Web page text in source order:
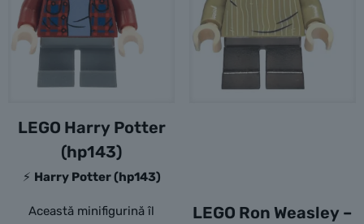
LEGO Harry Potter
(hp143)
⚡ Harry Potter (hp143)
Această minifigurină îl
LEGO Ron Weasley –